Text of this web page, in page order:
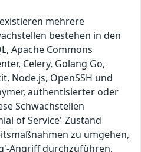
mehrere
bestehen in den
Apache Commons
Celery, Golang Go,
Node.js, OpenSSH und
authentisierter oder
Schwachstellen
of Service'-Zustand
zu umgehen,
Angriff durchzuführen,